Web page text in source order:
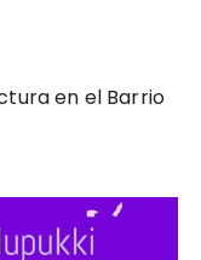
en el Barrio